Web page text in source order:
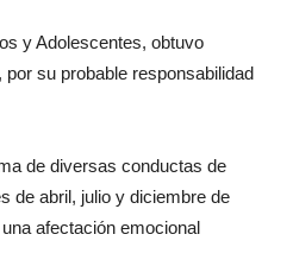
y Adolescentes, obtuvo
su probable responsabilidad
de diversas conductas de
de abril, julio y diciembre de
afectación emocional